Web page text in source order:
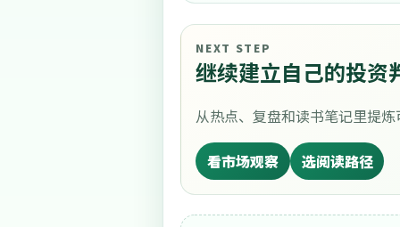
NEXT STEP
继续建立自己的投资
从热点、复盘和读书笔记里提
看市场观察 选阅读路径